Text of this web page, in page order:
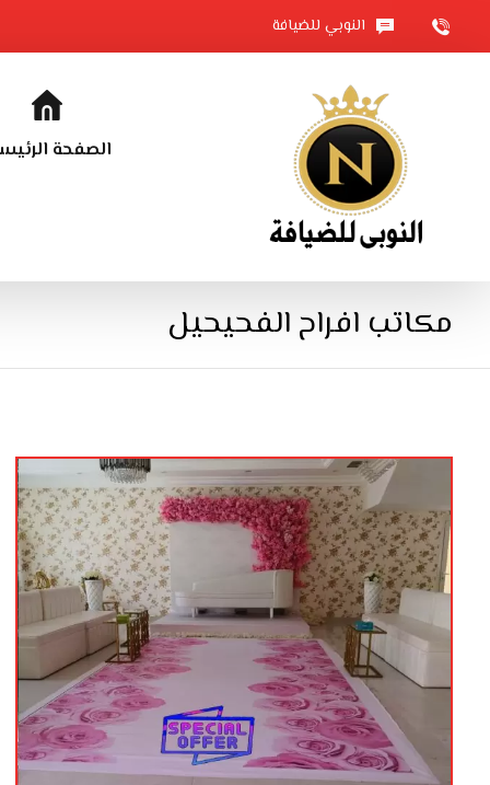
النوبي للضيافة
الصفحة
مكاتب افراح الفحيحيل